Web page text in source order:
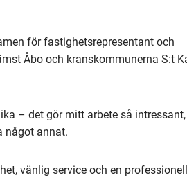
för fastighetsrepresentant och
Åbo och kranskommunerna S:t
– det gör mitt arbete så intressant,
något annat.
vänlig service och en professionell